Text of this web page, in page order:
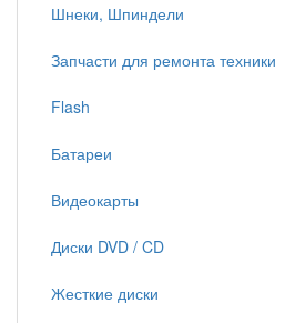
Шнеки, Шпиндели
Запчасти для ремонта техники
Flash
Батареи
Видеокарты
Диски DVD / CD
Жесткие диски